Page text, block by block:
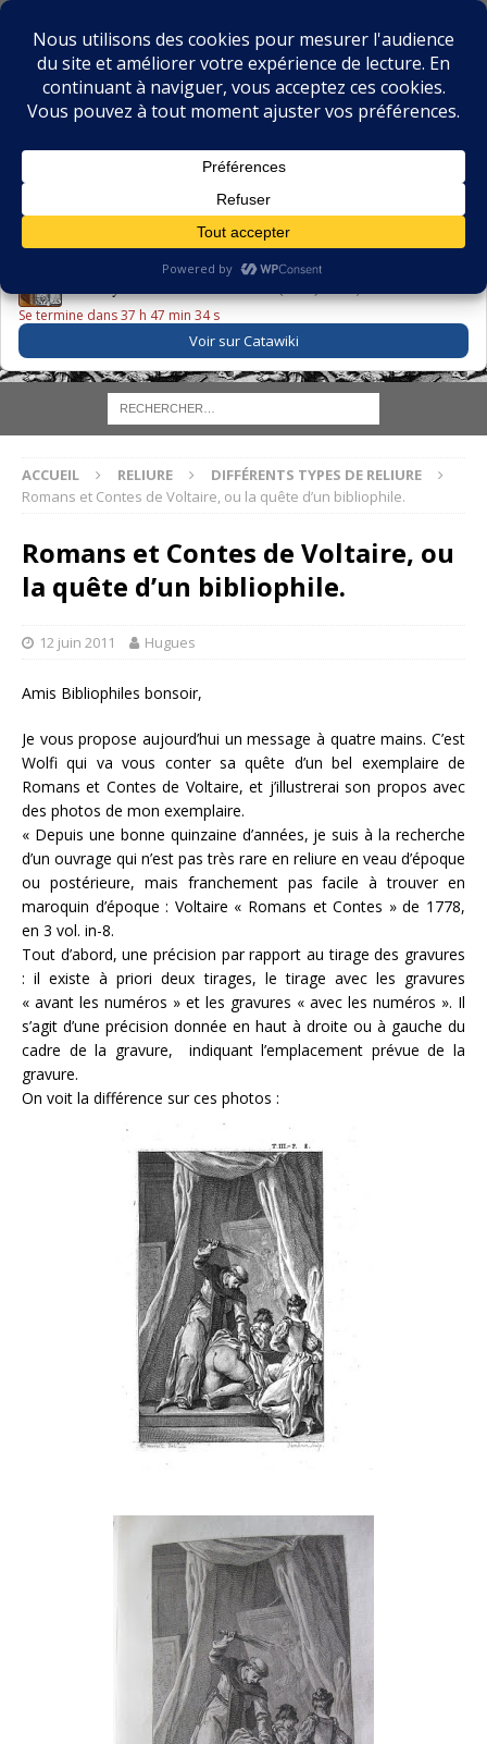
BIBLIOPHILIE.COM
LE BLOG DU BIBLIOPHILE, DES BIBLIOPHILES, DE LA
LE LIVRE DU JOUR
Se termine dans 37 h 47 min 33 s
Voir sur Catawiki
ACCUEIL RELIURE
DIFFÉRENTS TYPES DE RELIURE
Romans et Contes de Voltaire, ou la quête d’un bibliophile.
Romans et Contes de Voltaire, ou
la quête d’un bibliophile.
12 juin 2011 Hugues
Amis Bibliophiles bonsoir,
Je vous propose aujourd’hui un message à quatre mains. C’est
Wolfi qui va vous conter sa quête d’un bel exemplaire de
Romans et Contes de Voltaire, et j’illustrerai son propos avec
des photos de mon exemplaire.
« Depuis une bonne quinzaine d’années, je suis à la recherche
d’un ouvrage qui n’est pas très rare en reliure en veau d’époque
ou postérieure, mais franchement pas facile à trouver en
maroquin d’époque : Voltaire « Romans et Contes » de 1778,
en 3 vol. in-8.
Tout d’abord, une précision par rapport au tirage des gravures
: il existe à priori deux tirages, le tirage avec les gravures
« avant les numéros » et les gravures « avec les numéros ». Il
s’agit d’une précision donnée en haut à droite ou à gauche du
cadre de la gravure, indiquant l’emplacement prévue de la
gravure.
On voit la différence sur ces photos :